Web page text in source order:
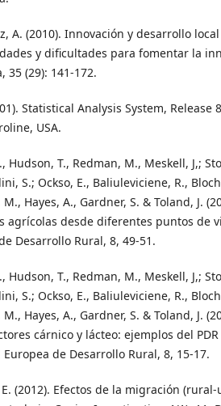
A. (2010). Innovación y desarrollo
y dificultades para fomentar la
35 (29): 141-172.
Statistical Analysis System, Release
USA.
Hudson, T., Redman, M., Meskell, J,;
S.; Ockso, E., Baliuleviciene, R.,
M., Hayes, A., Gardner, S. & Toland, J.
agrícolas desde diferentes puntos de
Desarrollo Rural, 8, 49-51.
Hudson, T., Redman, M., Meskell, J,;
S.; Ockso, E., Baliuleviciene, R.,
M., Hayes, A., Gardner, S. & Toland, J.
cárnico y lácteo: ejemplos del
Europea de Desarrollo Rural, 8, 15-17.
(2012). Efectos de la migración (rural-